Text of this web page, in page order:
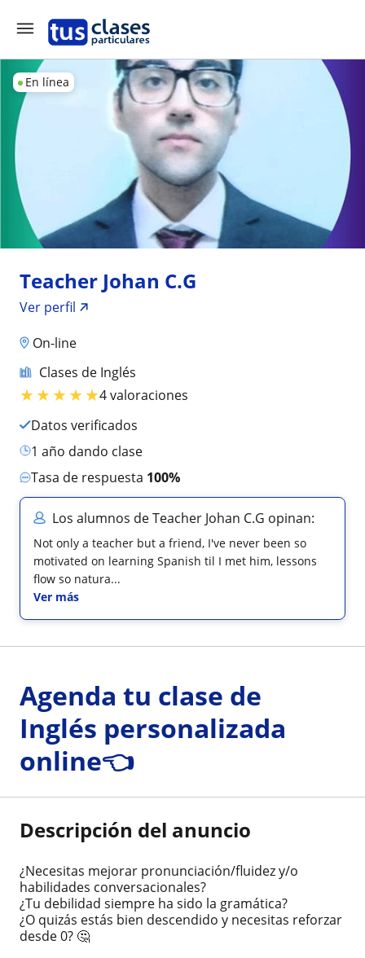
En línea
Teacher Johan C.G
Ver perfil
On-line
Clases de Inglés
★★★★★4 valoraciones
Datos verificados
1 año dando clase
Tasa de respuesta 100%
Los alumnos de Teacher Johan C.G opinan:
Not only a teacher but a friend, I've never been so
motivated on learning Spanish til I met him, lessons
flow so natura...
Ver más
Agenda tu clase de
Inglés personalizada
online👈
Descripción del anuncio
¿Necesitas mejorar pronunciación/fluidez y/o
habilidades conversacionales?
¿Tu debilidad siempre ha sido la gramática?
¿O quizás estás bien descendido y necesitas reforzar
desde 0? 🤔